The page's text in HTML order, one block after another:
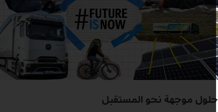
موجهة نحو المستقبل